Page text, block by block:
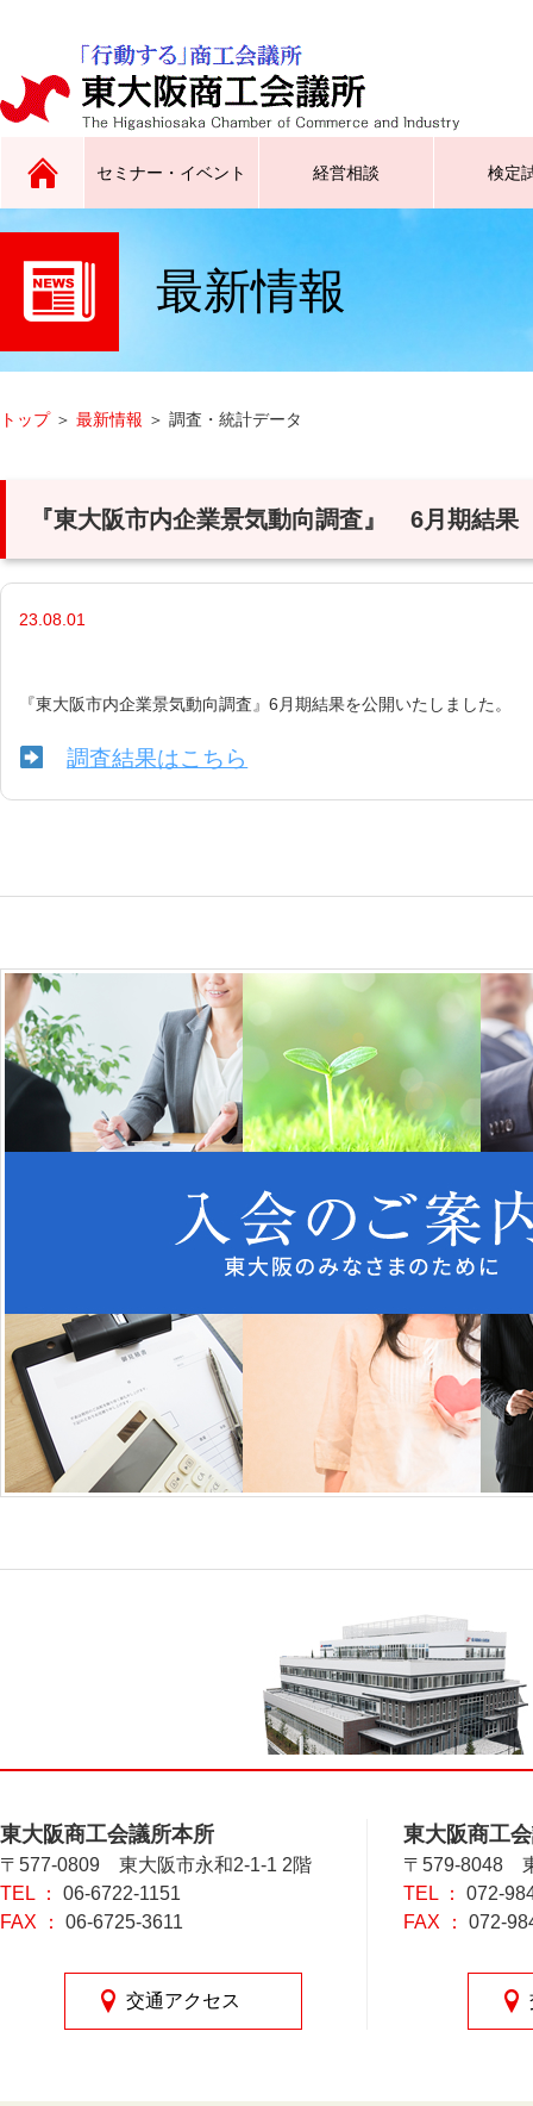
セミナー・イベント 経営相談 検定
原産地証明、インボイス証明、
サイン証明、電子証明書
広告チラシ同封サービスなど
トップス東大阪／東大阪ラグビ
ーグッズ創生クラブなど
合同企業説明会、就職フェスタ
など
最新情報
トップ＞ 最新情報 ＞ 調査・統計データ
『東大阪市内企業景気動向調査』 6月期結果
23.08.01
『東大阪市内企業景気動向調査』6月期結果を公開いたしました。
調査結果はこちら
東大阪商工会議所本所
〒577-0809 東大阪市永和2-1-1 2階
TEL ：
06-6722-1151
FAX ：
06-6725-3611
交通アクセス
東大阪商工
〒579-8048
TEL ：
072-
FAX ：
072-